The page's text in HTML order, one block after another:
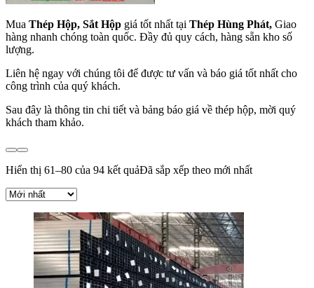
Mua Thép Hộp, Sắt Hộp giá tốt nhất tại Thép Hùng Phát, Giao
hàng nhanh chóng toàn quốc. Đầy đủ quy cách, hàng sẵn kho số
lượng.
Liên hệ ngay với chúng tôi để được tư vấn và báo giá tốt nhất cho
công trình của quý khách.
Sau đây là thông tin chi tiết và bảng báo giá về thép hộp, mời quý
khách tham khảo.
Hiển thị 61–80 của 94 kết quảĐã sắp xếp theo mới nhất